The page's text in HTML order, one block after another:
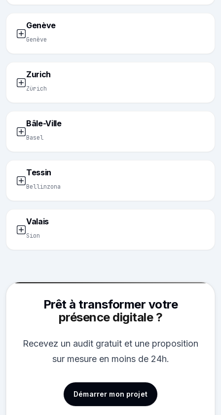
Genève
Genève
Zurich
Zürich
Bâle-Ville
Basel
Tessin
Bellinzona
Valais
Sion
Prêt à transformer votre
présence digitale ?
Recevez un audit gratuit et une proposition
sur mesure en moins de 24h.
Démarrer mon projet